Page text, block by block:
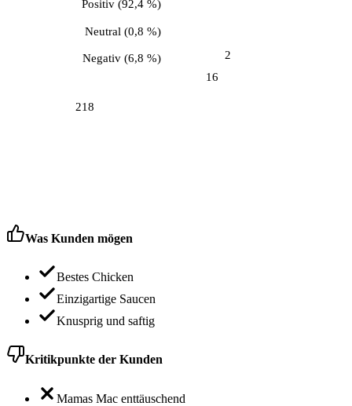
16
Negativ(6,8 %) 2
Neutral (0,8 %)
218
Positiv(92,4 %)
Was Kunden mögen
Bestes Chicken
Einzigartige Saucen
Knusprig und saftig
Kritikpunkte der Kunden
Mamas Mac enttäuschend